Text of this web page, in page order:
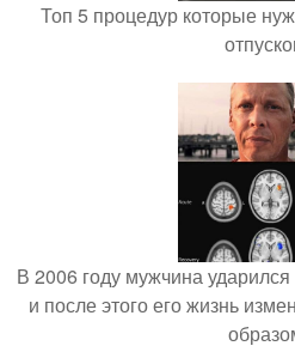
Топ 5 процедур которые
В 2006 году мужчина
и после этого его жизнь